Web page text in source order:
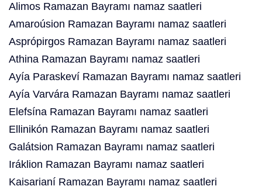
Alimos Ramazan Bayramı namaz saatleri
Amaroúsion Ramazan Bayramı namaz saatleri
Asprópirgos Ramazan Bayramı namaz saatleri
Athina Ramazan Bayramı namaz saatleri
Ayía Paraskeví Ramazan Bayramı namaz saatleri
Ayía Varvára Ramazan Bayramı namaz saatleri
Elefsína Ramazan Bayramı namaz saatleri
Ellinikón Ramazan Bayramı namaz saatleri
Galátsion Ramazan Bayramı namaz saatleri
Iráklion Ramazan Bayramı namaz saatleri
Kaisarianí Ramazan Bayramı namaz saatleri